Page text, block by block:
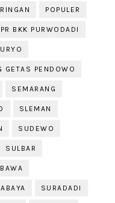
POPULER
BKK PURWODADI
GETAS PENDOWO
SEMARANG
SLEMAN
SUDEWO
SULBAR
SURADADI